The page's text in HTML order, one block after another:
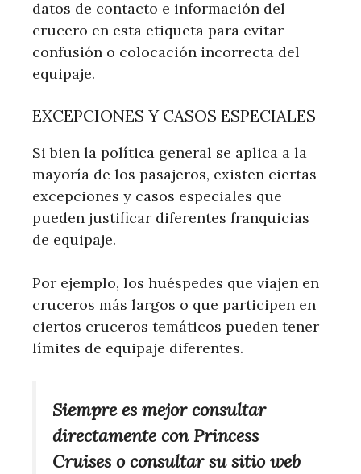
datos de contacto e información del
crucero en esta etiqueta para evitar
confusión o colocación incorrecta del
equipaje.
EXCEPCIONES Y CASOS ESPECIALES
Si bien la política general se aplica a la
mayoría de los pasajeros, existen ciertas
excepciones y casos especiales que
pueden justificar diferentes franquicias
de equipaje.
Por ejemplo, los huéspedes que viajen en
cruceros más largos o que participen en
ciertos cruceros temáticos pueden tener
límites de equipaje diferentes.
Siempre es mejor consultar
directamente con Princess
Cruises o consultar su sitio web